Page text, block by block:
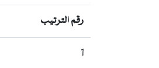
رقم الترتيب
1